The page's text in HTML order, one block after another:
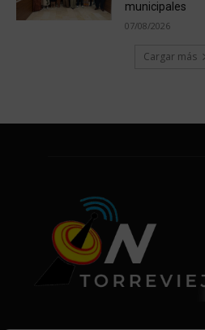
municipales
07/08/2026
Cargar más